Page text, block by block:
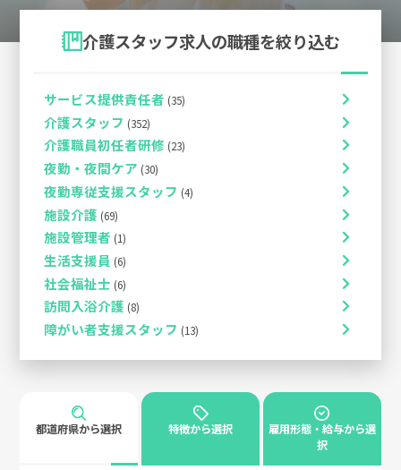
介護スタッフ求人の職種を絞り込む
サービス提供責任者
介護スタッフ
介護職員初任者研修
夜勤・夜間ケア
夜勤専従支援スタッフ
施設介護
施設管理者
生活支援員
社会福祉士
訪問入浴介護
障がい者支援スタッフ
都道府県から選択
雇用形態・給与から選
択
特徴から選択